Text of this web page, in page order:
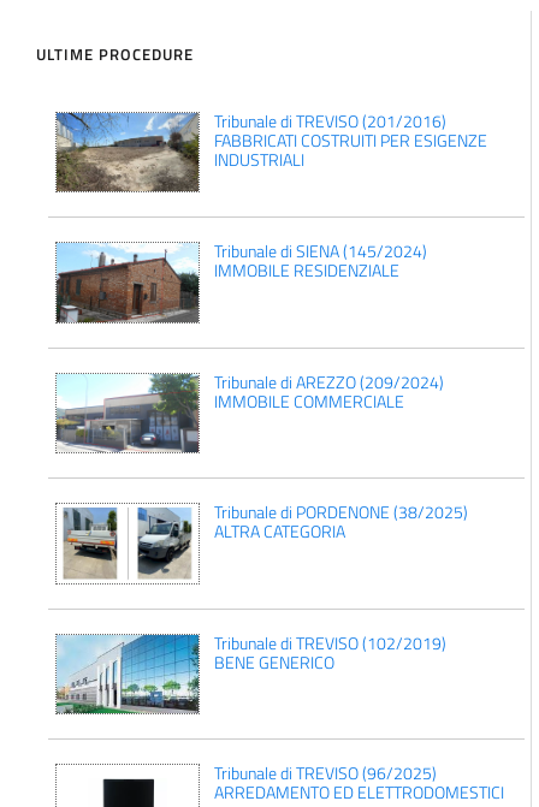
ULTIME PROCEDURE
Tribunale di TREVISO (201/2016)
FABBRICATI COSTRUITI PER ESIGENZE
INDUSTRIALI
Tribunale di SIENA (145/2024)
IMMOBILE RESIDENZIALE
Tribunale di AREZZO (209/2024)
IMMOBILE COMMERCIALE
Tribunale di PORDENONE (38/2025)
ALTRA CATEGORIA
Tribunale di TREVISO (102/2019)
BENE GENERICO
Tribunale di TREVISO (96/2025)
ARREDAMENTO ED ELETTRODOMESTICI